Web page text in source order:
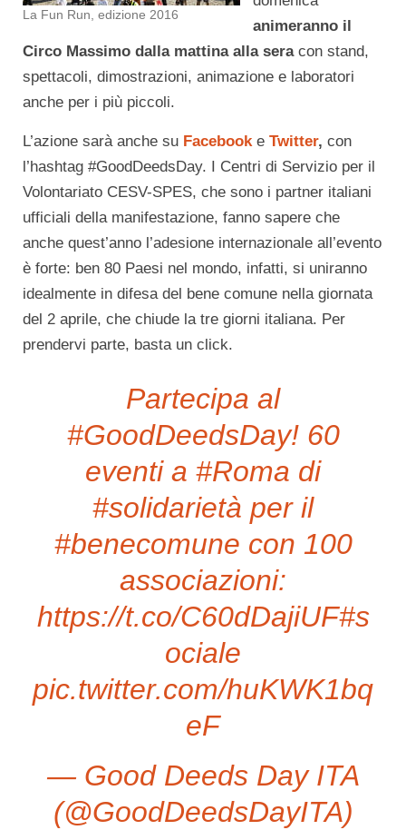
La Fun Run, edizione 2016
animeranno il
Circo Massimo dalla mattina alla seracon stand,
spettacoli, dimostrazioni, animazione e laboratori
anche per i più piccoli.
L’azione sarà anche su Facebook e Twitter, con
l’hashtag #GoodDeedsDay. I Centri di Servizio per il
Volontariato CESV-SPES, che sono i partner italiani
ufficiali della manifestazione, fanno sapere che
anche quest’anno l’adesione internazionale all’evento
è forte: ben 80 Paesi nel mondo, infatti, si uniranno
idealmente in difesa del bene comune nella giornata
del 2 aprile, che chiude la tre giorni italiana. Per
prendervi parte, basta un click.
Partecipa al
#GoodDeedsDay! 60
eventi a #Roma di
#solidarietà per il
#benecomune con 100
associazioni:
https://t.co/C60dDajiUF#s
ociale
pic.twitter.com/huKWK1bq
eF
— Good Deeds Day ITA
(@GoodDeedsDayITA)